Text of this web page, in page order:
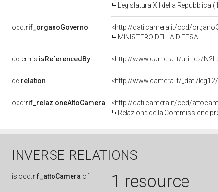
Legislatura XII della Repubblica
ocd:rif_organoGoverno
<http://dati.camera.it/ocd/
MINISTERO DELLA DIFESA
dcterms:isReferencedBy <http://www.camera.it/uri-res/
dc:relation <http://www.camera.it/_dati/
ocd:rif_relazioneAttoCamera
<http://dati.camera.it/ocd/
Relazione della Commissione
INVERSE RELATIONS
is ocd:rif_attoCamera of 1 resource